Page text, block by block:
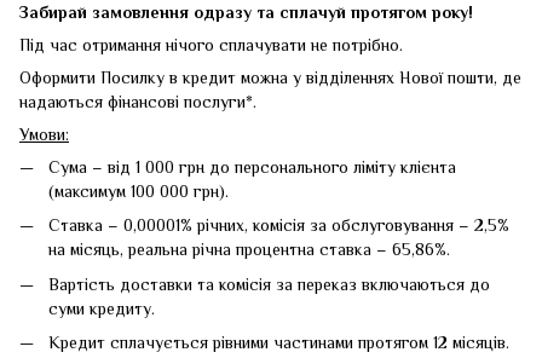
Забирай замовлення одразу та сплачуй протягом року!
Під час отримання нічого сплачувати не потрібно.
Оформити Посилку в кредит можна у відділеннях Нової пошти, де
надаються фінансові послуги*.
Умови:
Сума – від 1 000 грн до персонального ліміту клієнта
(максимум 100 000 грн).
Ставка – 0,00001% річних, комісія за обслуговування – 2,5%
на місяць, реальна річна процентна ставка – 65,86%.
Вартість доставки та комісія за переказ включаються до
суми кредиту.
Кредит сплачується рівними частинами протягом 12 місяців.